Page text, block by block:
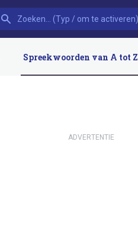
Spreekwoorden van A tot Z
ADVERTENTIE